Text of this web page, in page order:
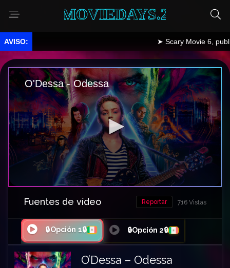
MOVIEDAYS.2
➤ Scary Movie 6, publicado.
Fuentes de vídeo 716 Vistas
Reportar
🔒Opción 1🔒 🔒Opción 2🔒
O’Dessa – Odessa